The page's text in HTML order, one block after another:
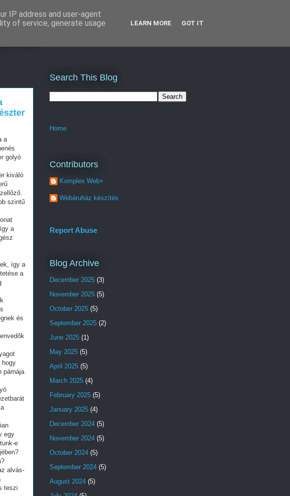
a
golyó
kiváló
szintű
a
így a
a
és
hogy
párnája
egy
e
alvás-
teszi
Search This Blog
Home
Contributors
Komplex Web+
Webáruház készítés
Report Abuse
Blog Archive
December 2025 (3)
November 2025 (5)
October 2025 (5)
September 2025 (2)
June 2025 (1)
May 2025 (5)
April 2025 (5)
March 2025 (4)
February 2025 (5)
January 2025 (4)
December 2024 (5)
November 2024 (5)
October 2024 (5)
September 2024 (5)
August 2024 (5)
IP address and user-agent
of service, generate usage
LEARN MORE GOT IT